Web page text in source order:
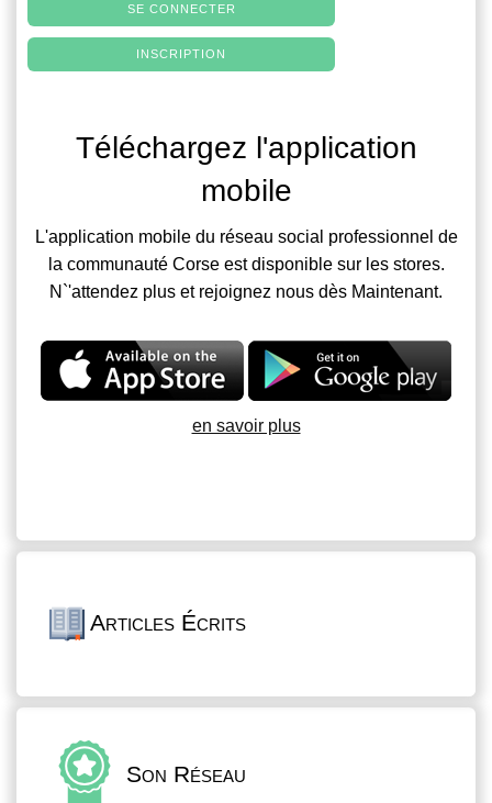
SE CONNECTER
INSCRIPTION
Téléchargez l'application
mobile
L'application mobile du réseau social professionnel de
la communauté Corse est disponible sur les stores.
N`'attendez plus et rejoignez nous dès Maintenant.
en savoir plus
Articles Écrits
Son Réseau